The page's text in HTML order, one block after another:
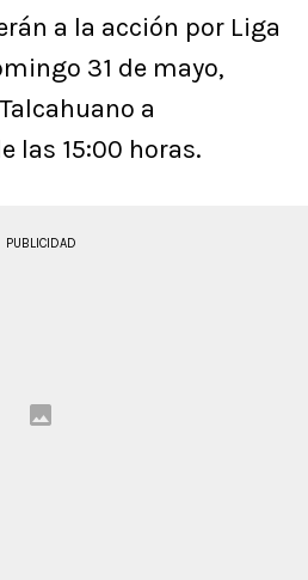
a la acción por Liga
31 de mayo,
a
las 15:00 horas.
PUBLICIDAD